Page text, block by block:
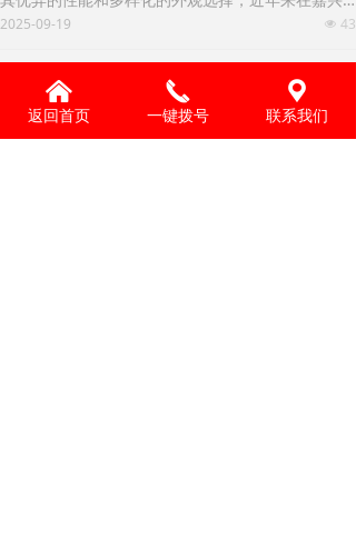
地区的应用越来越广泛。从工业厂房到商业空间，
势，正在逐步取代传统的地面材料，成为现代建筑
地面的首选方案。本文将深入探讨环氧地坪在嘉兴
地区的应用现状、优势特点以及未来发展趋势，为
读者提供全面的认识。
넶 43
2025-09-19
在各类建筑空间中，地坪的选择至关重要，它不仅
关乎美观，更对功能性、耐久性及维护成本有着深
远影响。固化地坪作为一种高性能的地坪解决方 124
2025-07-29
낀
返回首页
끅
一键拨号
끇
联系我们